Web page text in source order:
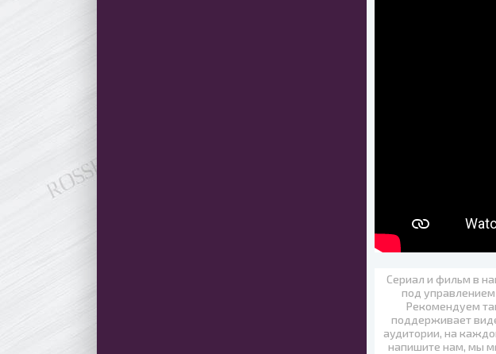
Сериал и фильм в
под управлением
Рекомендуем
поддерживает
аудитории, на
напишите нам, мы